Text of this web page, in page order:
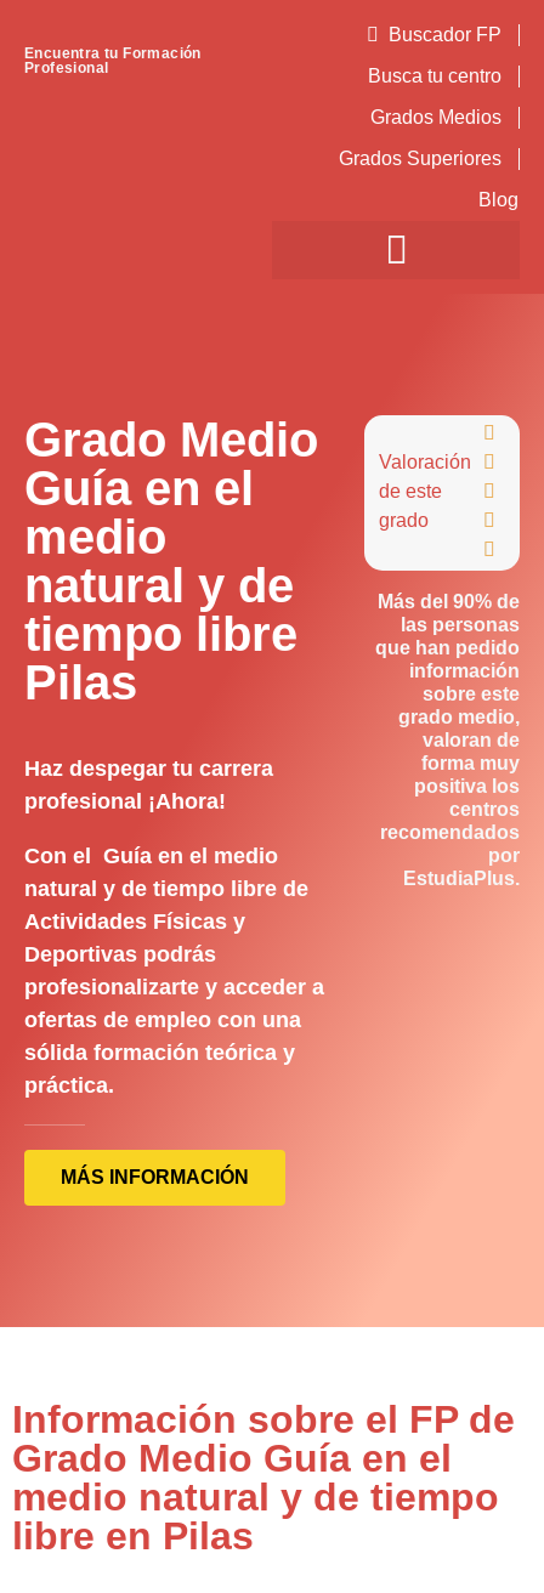
Encuentra tu Formación
Profesional
Buscador FP
Busca tu centro
Grados Medios
Grados Superiores
Blog
Grado Medio
Guía en el
medio
natural y de
tiempo libre
Pilas
Haz despegar tu carrera
profesional ¡Ahora!
Con el Guía en el medio
natural y de tiempo libre de
Actividades Físicas y
Deportivas podrás
profesionalizarte y acceder a
ofertas de empleo con una
sólida formación teórica y
práctica.
MÁS INFORMACIÓN
Valoración
de este
grado





Más del 90% de
las personas
que han pedido
información
sobre este
grado medio,
valoran de
forma muy
positiva los
centros
recomendados
por
EstudiaPlus.
Información sobre el FP de
Grado Medio Guía en el
medio natural y de tiempo
libre en Pilas